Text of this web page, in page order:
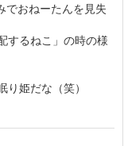
でおねーたんを見失
するねこ」の時の様
姫だな（笑）